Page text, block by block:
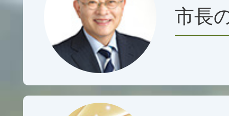
務職（初級）・一般事務職
土木技術職】
2026年08月06日
令和9年1月採用 葛城市職
務職】
市長